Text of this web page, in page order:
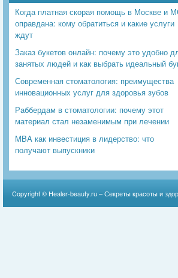
Когда платная скорая помощь в Москве и
оправдана: кому обратиться и какие услуги
ждут
Заказ букетов онлайн: почему это удобно
занятых людей и как выбрать идеальный
Современная стоматология: преимущества
инновационных услуг для здоровья зубов
Раббердам в стоматологии: почему этот
материал стал незаменимым при лечении
MBA как инвестиция в лидерство: что
получают выпускники
Copyright © Healer-beauty.ru – Секреты красоты и